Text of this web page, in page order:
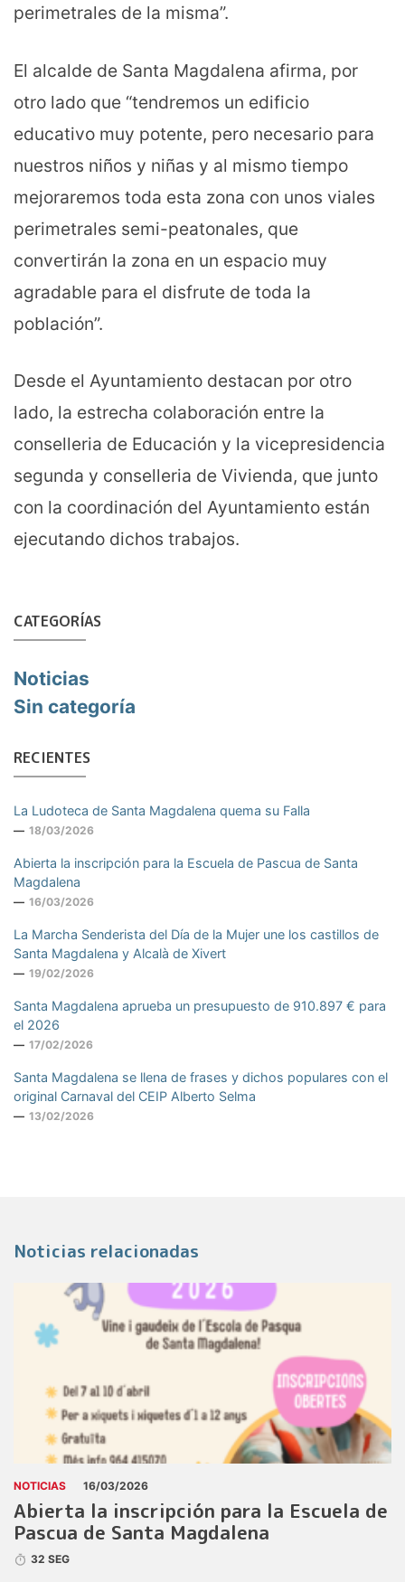
perimetrales de la misma”.
El alcalde de Santa Magdalena afirma, por
otro lado que “tendremos un edificio
educativo muy potente, pero necesario para
nuestros niños y niñas y al mismo tiempo
mejoraremos toda esta zona con unos viales
perimetrales semi-peatonales, que
convertirán la zona en un espacio muy
agradable para el disfrute de toda la
población”.
Desde el Ayuntamiento destacan por otro
lado, la estrecha colaboración entre la
conselleria de Educación y la vicepresidencia
segunda y conselleria de Vivienda, que junto
con la coordinación del Ayuntamiento están
ejecutando dichos trabajos.
CATEGORÍAS
Noticias
Sin categoría
RECIENTES
La Ludoteca de Santa Magdalena quema su Falla
18/03/2026
Abierta la inscripción para la Escuela de Pascua de Santa
Magdalena
16/03/2026
La Marcha Senderista del Día de la Mujer une los castillos de
Santa Magdalena y Alcalà de Xivert
19/02/2026
Santa Magdalena aprueba un presupuesto de 910.897 € para
el 2026
17/02/2026
Santa Magdalena se llena de frases y dichos populares con el
original Carnaval del CEIP Alberto Selma
13/02/2026
Noticias relacionadas
NOTICIAS 16/03/2026
Abierta la inscripción para la Escuela de
Pascua de Santa Magdalena
32 SEG